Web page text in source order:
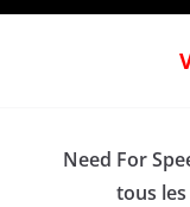
Need For
tous